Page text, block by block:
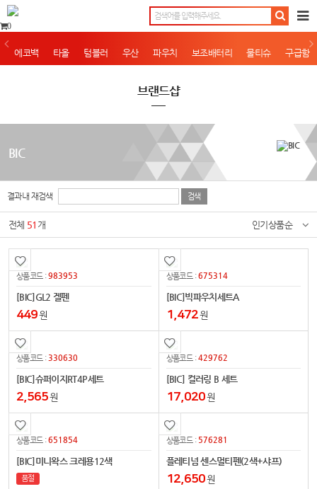
0
에코백 타올 텀블러 우산 파우치 보조배터리 물티슈 구급함
브랜드샵
BIC
결과내 재검색
전체 51 개 인기상품순
상품코드 :983953
[BIC]GL2 겔펜
449원
상품코드 :675314
[BIC]빅파우치세트A
1,472원
상품코드 :330630
[BIC]슈퍼이지RT4P세트
2,565원
상품코드 :429762
[BIC] 컬러링 B 세트
17,020원
상품코드 :651854
[BIC]미니왁스 크레용12색
품절
상품코드 : 576281
플레티넘 센스멀티펜(2색+샤프)
12,650원